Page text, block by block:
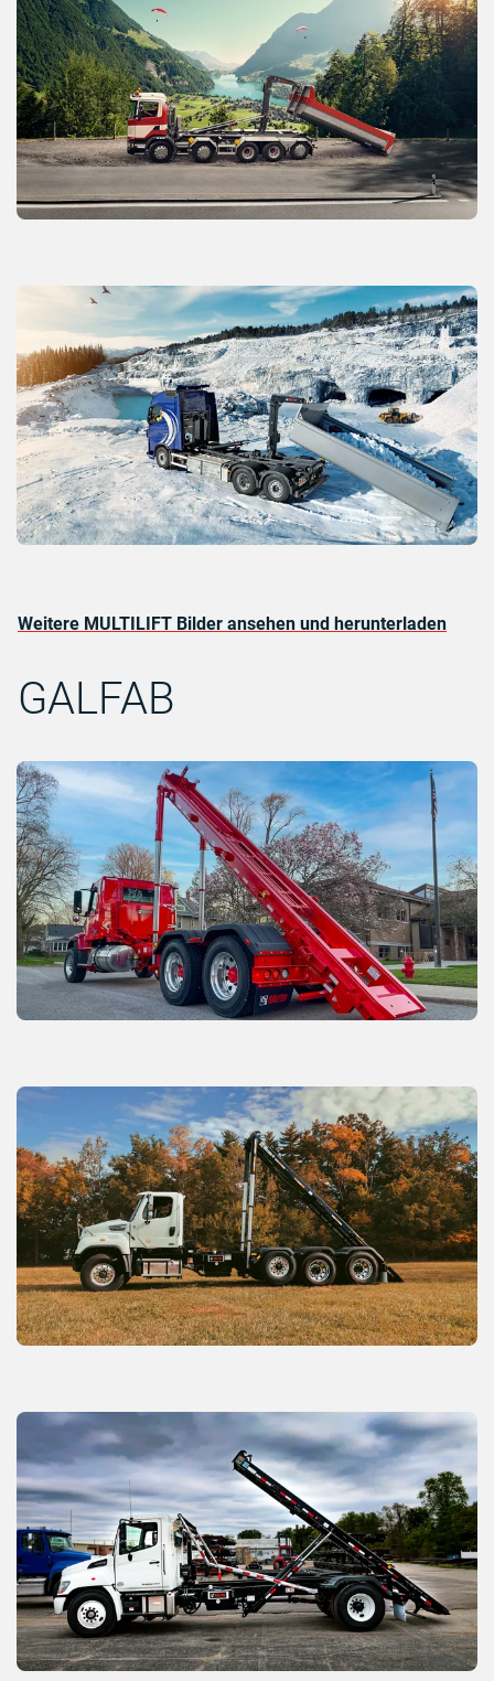
Weitere MULTILIFT Bilder ansehen und herunterladen
GALFAB